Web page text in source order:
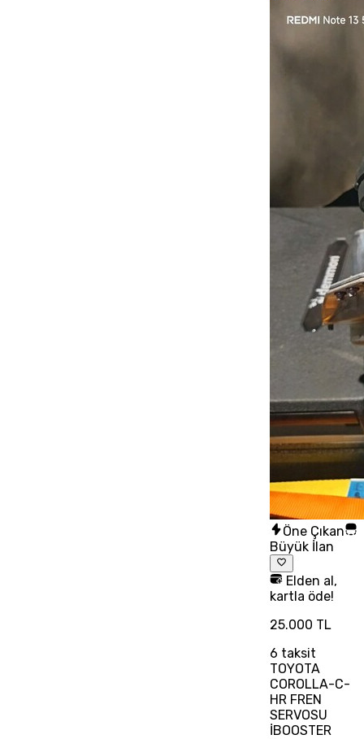
Öne Çıkan
Büyük İlan
Elden al,
kartla öde!
25.000 TL
6 taksit
TOYOTA
COROLLA-C-
HR FREN
SERVOSU
İBOOSTER